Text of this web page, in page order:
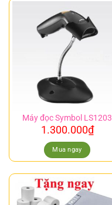
Máy đọc Symbol LS1203
1.300.000₫
Mua ngay